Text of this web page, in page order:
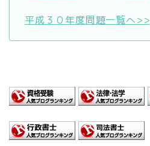
平成３０年度問題一覧へ>>